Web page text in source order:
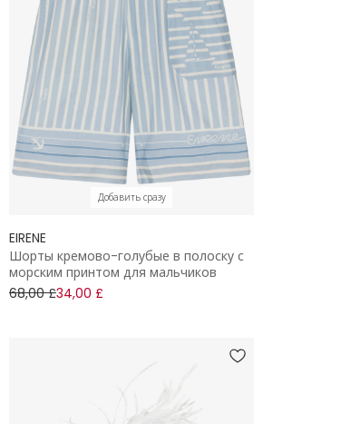
Добавить сразу
EIRENE
Шорты кремово-голубые в полоску с
морским принтом для мальчиков
68,00 £34,00 £